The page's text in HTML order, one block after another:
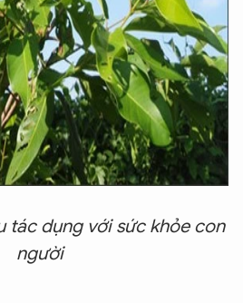
tác dụng với sức khỏe con
người